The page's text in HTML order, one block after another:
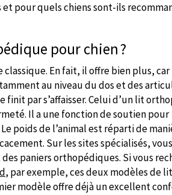
pour quels chiens sont-ils
pour chien ?
En fait, il offre bien plus,
au niveau du dos et des
finit par s’affaisser. Celui d’un lit
Il a une fonction de soutien pour
poids de l’animal est réparti de
Sur les sites spécialisés,
paniers orthopédiques. Si vous
, par exemple, ces deux modèles de
modèle offre déjà un excellent